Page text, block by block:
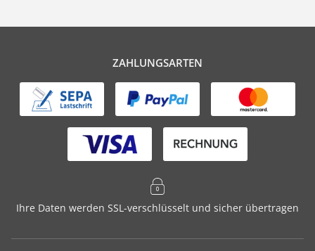
ZAHLUNGSARTEN
Ihre Daten werden SSL-verschlüsselt und sicher übertragen